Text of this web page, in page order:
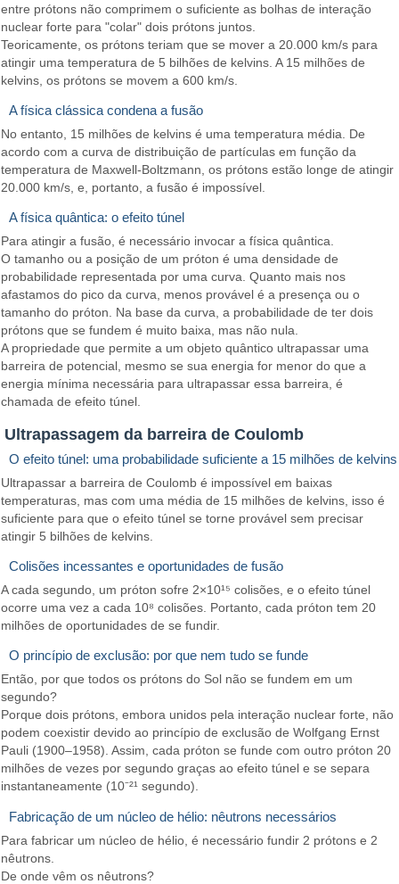
entre prótons não comprimem o suficiente as bolhas de interação
nuclear forte para "colar" dois prótons juntos.
Teoricamente, os prótons teriam que se mover a 20.000 km/s para
atingir uma temperatura de 5 bilhões de kelvins. A 15 milhões de
kelvins, os prótons se movem a 600 km/s.
A física clássica condena a fusão
No entanto, 15 milhões de kelvins é uma temperatura média. De
acordo com a curva de distribuição de partículas em função da
temperatura de Maxwell-Boltzmann, os prótons estão longe de atingir
20.000 km/s, e, portanto, a fusão é impossível.
A física quântica: o efeito túnel
Para atingir a fusão, é necessário invocar a física quântica.
O tamanho ou a posição de um próton é uma densidade de
probabilidade representada por uma curva. Quanto mais nos
afastamos do pico da curva, menos provável é a presença ou o
tamanho do próton. Na base da curva, a probabilidade de ter dois
prótons que se fundem é muito baixa, mas não nula.
A propriedade que permite a um objeto quântico ultrapassar uma
barreira de potencial, mesmo se sua energia for menor do que a
energia mínima necessária para ultrapassar essa barreira, é
chamada de efeito túnel.
Ultrapassagem da barreira de Coulomb
O efeito túnel: uma probabilidade suficiente a 15 milhões de kelvins
Ultrapassar a barreira de Coulomb é impossível em baixas
temperaturas, mas com uma média de 15 milhões de kelvins, isso é
suficiente para que o efeito túnel se torne provável sem precisar
atingir 5 bilhões de kelvins.
Colisões incessantes e oportunidades de fusão
A cada segundo, um próton sofre 2×10¹⁵ colisões, e o efeito túnel
ocorre uma vez a cada 10⁸ colisões. Portanto, cada próton tem 20
milhões de oportunidades de se fundir.
O princípio de exclusão: por que nem tudo se funde
Então, por que todos os prótons do Sol não se fundem em um
segundo?
Porque dois prótons, embora unidos pela interação nuclear forte, não
podem coexistir devido ao princípio de exclusão de Wolfgang Ernst
Pauli (1900–1958). Assim, cada próton se funde com outro próton 20
milhões de vezes por segundo graças ao efeito túnel e se separa
instantaneamente (10⁻²¹ segundo).
Fabricação de um núcleo de hélio: nêutrons necessários
Para fabricar um núcleo de hélio, é necessário fundir 2 prótons e 2
nêutrons.
De onde vêm os nêutrons?